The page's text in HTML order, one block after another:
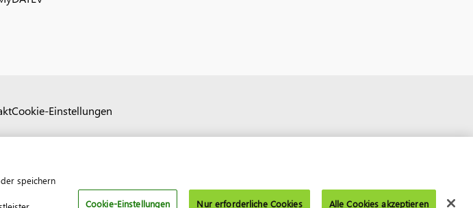
Cookie-Einstellungen
speichern
Cookie-Einstellungen Nur erforderliche Cookies Alle Cookies akzeptieren